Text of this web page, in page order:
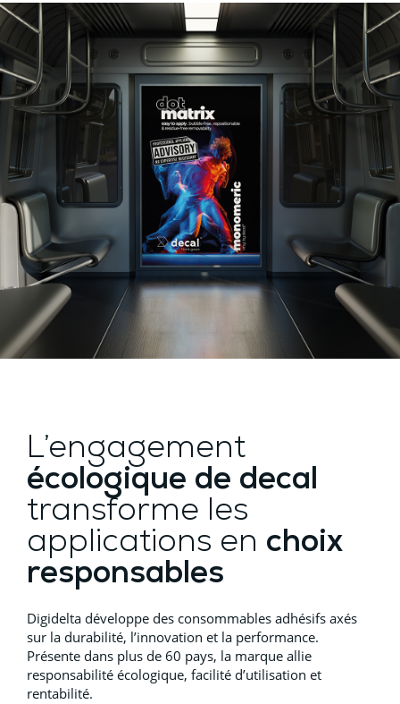
L’engagement
écologique de decal
transforme les
applications en choix
responsables
Digidelta développe des consommables adhésifs axés
sur la durabilité, l’innovation et la performance.
Présente dans plus de 60 pays, la marque allie
responsabilité écologique, facilité d’utilisation et
rentabilité.